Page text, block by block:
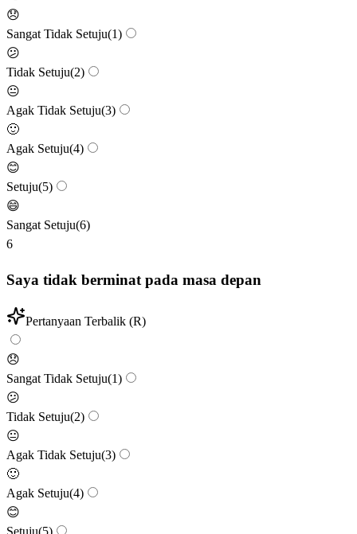
😞
Sangat Tidak Setuju(1)
😕
Tidak Setuju(2)
😐
Agak Tidak Setuju(3)
🙂
Agak Setuju(4)
😊
Setuju(5)
😄
Sangat Setuju(6)
6
Saya tidak berminat pada masa depan
Pertanyaan Terbalik (R)
😞
Sangat Tidak Setuju(1)
😕
Tidak Setuju(2)
😐
Agak Tidak Setuju(3)
🙂
Agak Setuju(4)
😊
Setuju(5)